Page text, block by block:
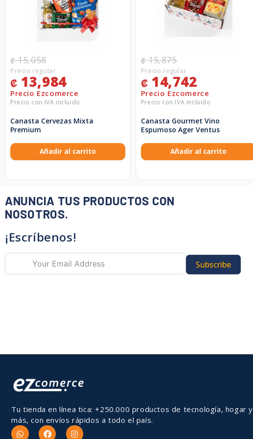
₡15,058
₡ 13,984
Canasta Cervezas Mixta
Premium
Añadir al carrito
₡15,875
₡ 14,742
Canasta Gourmet Vino
Espumoso Ager Ventus
Añadir al carrito
ANUNCIA TUS PRODUCTOS CON
NOSOTROS.
¡Escríbenos!
Subscribe
Tu tienda en línea tica: +250.000 productos de tecnología, hogar y
más, con envíos rápidos a todo el país.